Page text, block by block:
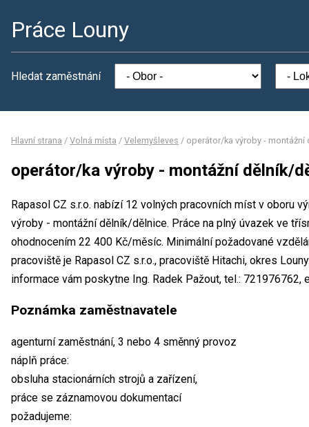
Práce Louny
Hledat zaměstnání
Hlavní strana / Volná místa / Velemyšleves / operátor/ka výroby - montážní
operátor/ka výroby - montážní dělník/
Rapasol CZ s.r.o. nabízí 12 volných pracovních míst v oboru
výroby - montážní dělník/dělnice. Práce na plný úvazek ve
ohodnocením 22 400 Kč/měsíc. Minimální požadované
pracoviště je Rapasol CZ s.r.o., pracoviště Hitachi, okres
informace vám poskytne Ing. Radek Pažout, tel.: 721976762,
Poznámka zaměstnavatele
agenturní zaměstnání, 3 nebo 4 směnný provoz
náplň práce:
obsluha stacionárních strojů a zařízení,
práce se záznamovou dokumentací
požadujeme: